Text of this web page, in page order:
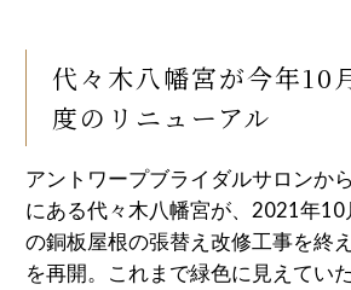
代々木八幡宮が今年10
度のリニューアル
アントワープブライダルサロンか
にある代々木八幡宮が、2021年
の銅板屋根の張替え改修工事を終
を再開。これまで緑色に見えてい